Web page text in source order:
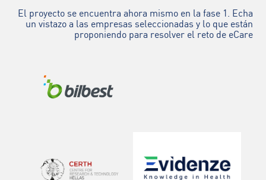
El proyecto se encuentra ahora mismo en la fase 1. Echa
un vistazo a las empresas seleccionadas y lo que están
proponiendo para resolver el reto de eCare